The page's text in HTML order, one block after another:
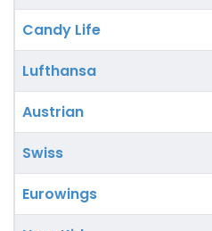
Candy Life
Lufthansa
Austrian
Swiss
Eurowings